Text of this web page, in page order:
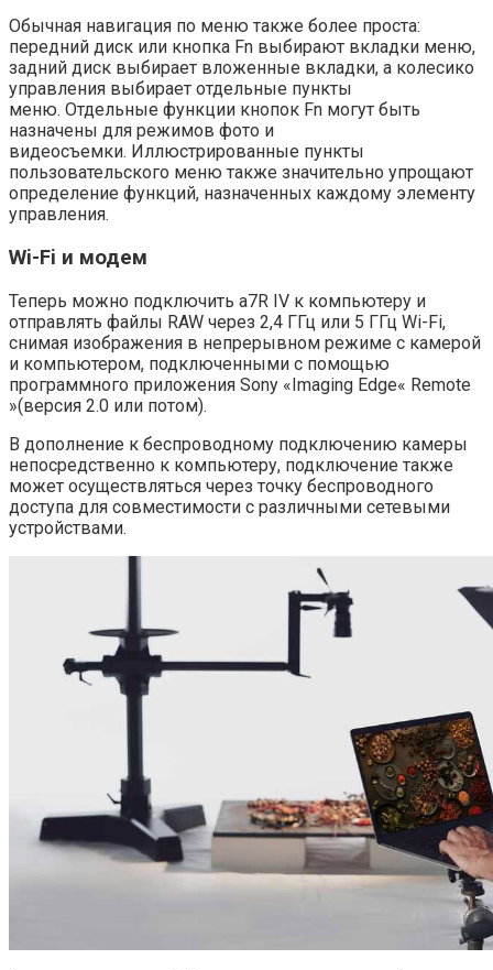
Обычная навигация по меню также более проста:
передний диск или кнопка Fn выбирают вкладки меню,
задний диск выбирает вложенные вкладки, а колесико
управления выбирает отдельные пункты
меню. Отдельные функции кнопок Fn могут быть
назначены для режимов фото и
видеосъемки. Иллюстрированные пункты
пользовательского меню также значительно упрощают
определение функций, назначенных каждому элементу
управления.
Wi-Fi и модем
Теперь можно подключить a7R IV к компьютеру и
отправлять файлы RAW через 2,4 ГГц или 5 ГГц Wi-Fi,
снимая изображения в непрерывном режиме с камерой
и компьютером, подключенными с помощью
программного приложения Sony «Imaging Edge« Remote
»(версия 2.0 или потом).
В дополнение к беспроводному подключению камеры
непосредственно к компьютеру, подключение также
может осуществляться через точку беспроводного
доступа для совместимости с различными сетевыми
устройствами.